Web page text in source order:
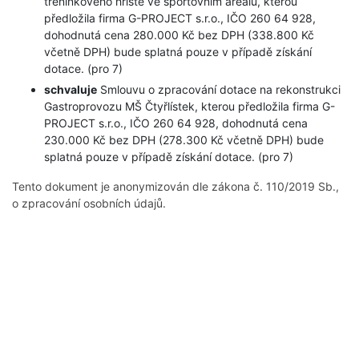
předložila firma G-PROJECT s.r.o., IČO 260 64 928,
dohodnutá cena 280.000 Kč bez DPH (338.800 Kč
včetně DPH) bude splatná pouze v případě získání
dotace. (pro 7)
schvaluje Smlouvu o zpracování dotace na rekonstrukci
Gastroprovozu MŠ Čtyřlístek, kterou předložila firma G-
PROJECT s.r.o., IČO 260 64 928, dohodnutá cena
230.000 Kč bez DPH (278.300 Kč včetně DPH) bude
splatná pouze v případě získání dotace. (pro 7)
Tento dokument je anonymizován dle zákona č. 110/2019 Sb.,
o zpracování osobních údajů.